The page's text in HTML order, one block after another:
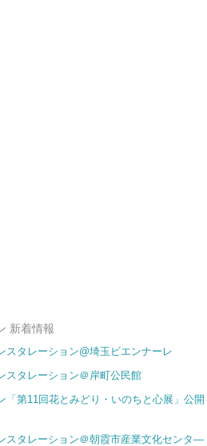
新着情報
スタレーション@埼玉ビエンナーレ
スタレーション＠岸町公民館
「第11回花とみどり・いのちと心展」公開
スタレーション＠朝霞市産業文化センタ―